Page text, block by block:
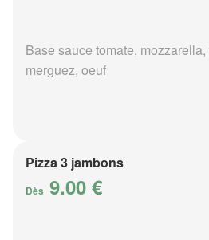
Base sauce tomate,
merguez, oeuf
Pizza 3 jambons
Dès 9.00 €